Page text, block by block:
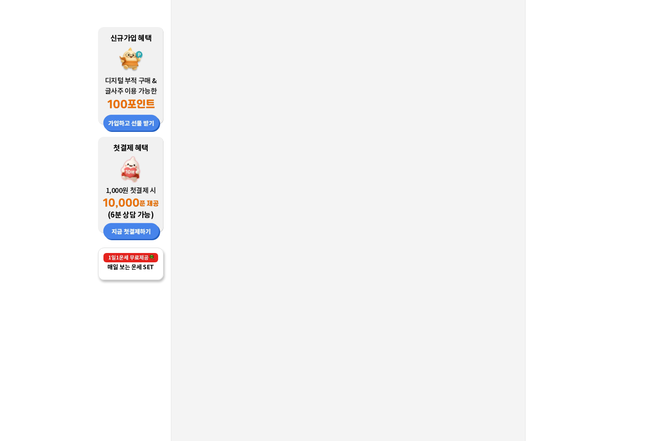
신규가입 혜택
디지털 부적 구매 &
글사주 이용 가능한
첫결제 혜택
1,000원 첫결제 시
(6분 상담 가능)
매일 보는 운세 SET